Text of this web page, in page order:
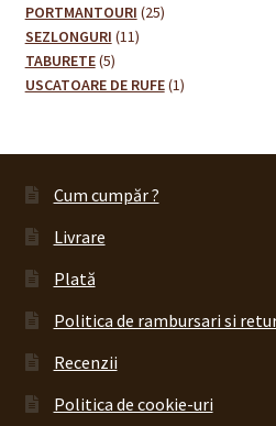
produse
PORTMANTOURI 2525
SEZLONGURI 1111
TABURETE 55
produse
USCATOARE DE RUFE 11
Cum cumpăr ?
Livrare
Plată
Politica de rambursari si
Recenzii
Politica de cookie-uri